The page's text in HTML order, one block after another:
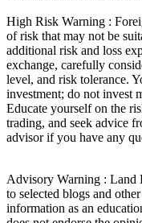
High Risk Warning :
of risk that may not be
additional risk and loss
exchange, carefully
level, and risk tolerance.
investment; do not invest
Educate yourself on the
trading, and seek advice
advisor if you have any
Advisory Warning : Land
to selected blogs and
information as an